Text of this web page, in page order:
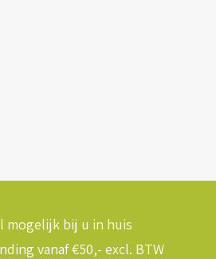
mogelijk bij u in huis
vanaf €50,- excl. BTW